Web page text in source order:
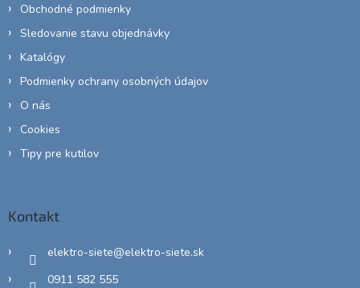
Obchodné podmienky
Sledovanie stavu objednávky
Katalógy
Podmienky ochrany osobných údajov
O nás
Cookies
Tipy pre kutilov
Kontakt
elektro-siete@elektro-siete.sk
0911 582 555